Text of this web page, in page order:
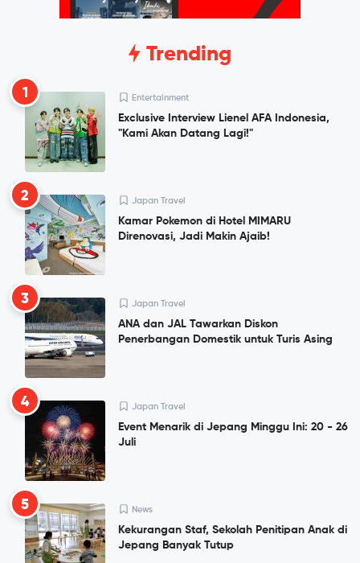
Trending
1 Entertainment
Exclusive Interview Lienel AFA Indonesia,
"Kami Akan Datang Lagi!"
2 Japan Travel
Kamar Pokemon di Hotel MIMARU
Direnovasi, Jadi Makin Ajaib!
3 Japan Travel
ANA dan JAL Tawarkan Diskon
Penerbangan Domestik untuk Turis Asing
4 Japan Travel
Event Menarik di Jepang Minggu Ini: 20 - 26
Juli
5 News
Kekurangan Staf, Sekolah Penitipan Anak di
Jepang Banyak Tutup